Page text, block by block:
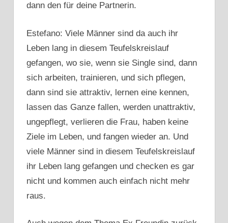
dann den für deine Partnerin.
Estefano: Viele Männer sind da auch ihr
Leben lang in diesem Teufelskreislauf
gefangen, wo sie, wenn sie Single sind, dann
sich arbeiten, trainieren, und sich pflegen,
dann sind sie attraktiv, lernen eine kennen,
lassen das Ganze fallen, werden unattraktiv,
ungepflegt, verlieren die Frau, haben keine
Ziele im Leben, und fangen wieder an. Und
viele Männer sind in diesem Teufelskreislauf
ihr Leben lang gefangen und checken es gar
nicht und kommen auch einfach nicht mehr
raus.